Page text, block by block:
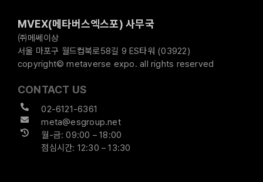
MVEX(메타버스엑스포) 사무국
㈜메쎄이상
서울 마포구 월드컵북로58길 9 ES타워 (03922)
copyright© metaverse expo. all rights reserved
CONTACT US
02-6121-6361
meta@esgroup.net
월-금: 09:00 – 18:00
점심시간: 12:30 – 13:30